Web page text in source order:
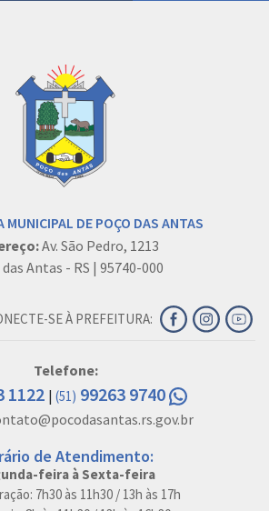
MUNICIPAL DE POÇO DAS ANTAS
Av. São Pedro, 1213
Antas - RS | 95740-000
SE À PREFEITURA:
Telefone:
1122 | (51) 99263 9740
de Atendimento:
feira à Sexta-feira
7h30 às 11h30 / 13h às 17h